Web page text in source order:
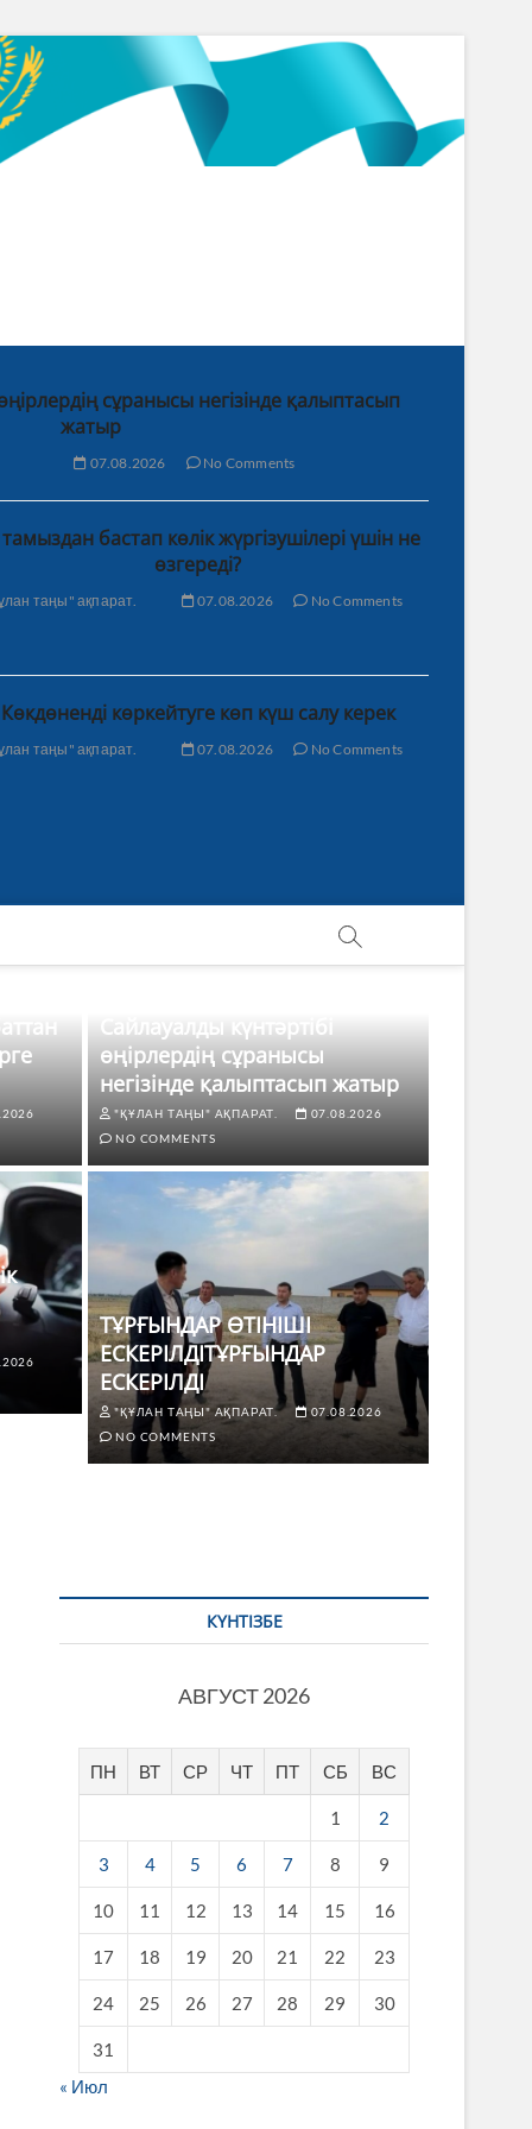
сұранысы негізінде қалыптасып
жатыр
07.08.2026 No Comments
бастап көлік жүргізушілері үшін не
өзгереді?
таңы" ақпарат. 07.08.2026 No Comments
Көкдөненді көркейтуге көп күш салу керек
таңы" ақпарат. 07.08.2026 No Comments
жүргізушілері үшін не
NO COMMENTS
Сайлауалды күнтәртібі
өңірлердің сұранысы
негізінде қалыптасып жатыр
"ҚҰЛАН ТАҢЫ" АҚПАРАТ.
07.08.2026
NO COMMENTS
ТҰРҒЫНДАР ӨТІНІШІ
ЕСКЕРІЛДІТҰРҒЫНДАР
ЕСКЕРІЛДІ
"ҚҰЛАН ТАҢЫ" АҚПАРАТ.
07.08.2026
NO COMMENTS
КҮНТІЗБЕ
АВГУСТ 2026
ПН ВТ СР ЧТ ПТ СБ ВС
1 2
3 4 5 6 7 8 9
10 11 12 13 14 15 16
17 18 19 20 21 22 23
24 25 26 27 28 29 30
31
« Июл